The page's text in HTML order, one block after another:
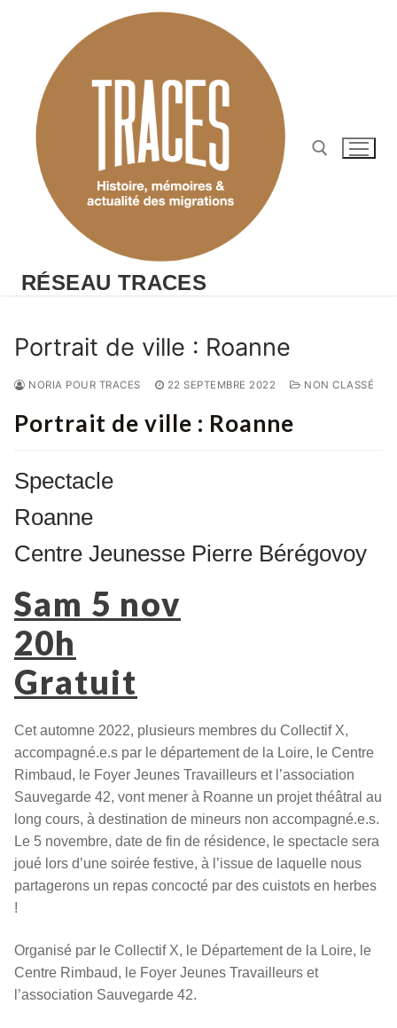
RÉSEAU TRACES
Portrait de ville : Roanne
NORIA POUR TRACES 22 SEPTEMBRE 2022 NON CLASSÉ
Portrait de ville : Roanne
Spectacle
Roanne
Centre Jeunesse Pierre Bérégovoy
Sam 5 nov
20h
Gratuit
Cet automne 2022, plusieurs membres du Collectif X,
accompagné.e.s par le département de la Loire, le Centre
Rimbaud, le Foyer Jeunes Travailleurs et l’association
Sauvegarde 42, vont mener à Roanne un projet théâtral au
long cours, à destination de mineurs non accompagné.e.s.
Le 5 novembre, date de fin de résidence, le spectacle sera
joué lors d’une soirée festive, à l’issue de laquelle nous
partagerons un repas concocté par des cuistots en herbes
!
Organisé par le Collectif X, le Département de la Loire, le
Centre Rimbaud, le Foyer Jeunes Travailleurs et
l’association Sauvegarde 42.